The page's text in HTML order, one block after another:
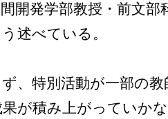
開発学部教授・前文部
う述べている。
、特別活動が一部の
が積み上がっていか